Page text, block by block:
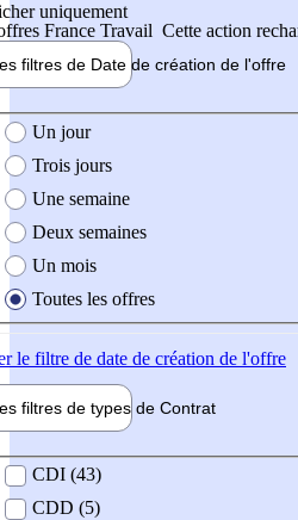
uniquement
France Travail Cette action
filtres de Date de création de l'offre
création de l'offre
Un jour
Trois jours
Une semaine
Deux semaines
Un mois
Toutes les offres
le filtre de date de création de l'offre
filtres de types de Contrat
contrat
CDI (43)
CDD (5)